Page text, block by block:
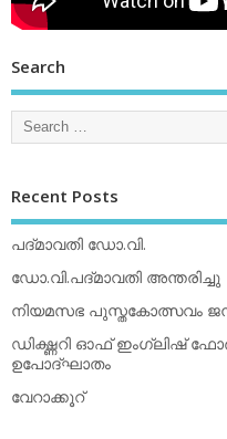
Search
Recent Posts
പദ്മാവതി ഡോ.വി.
ഡോ.വി.പദ്മാവതി അന്തരിച്ചു
നിയമസഭ പുസ്തകോത്സവം
ഡിക്ഷ്ണറി ഓഫ് ഇംഗ്ലിഷ്
ഉപോദ്ഘാതം
വേറാക്കൂറ്